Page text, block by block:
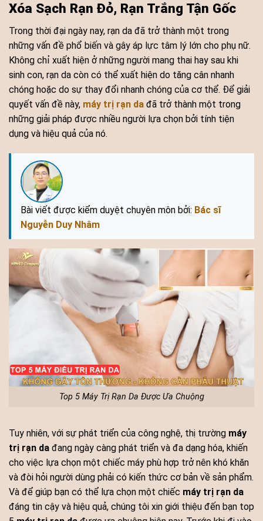
Xóa Sạch Rạn Đỏ, Rạn Trắng Tận Gốc
Trong thời đại ngày nay, rạn da đã trở thành một trong
những vấn đề phổ biến và gây áp lực tâm lý lớn cho phụ nữ.
Không chỉ xuất hiện ở những người mang thai hay sau khi
sinh con, rạn da còn có thể xuất hiện do tăng cân nhanh
chóng hoặc do sự thay đổi nhanh chóng của cơ thể. Để giải
quyết vấn đề này, máy trị rạn da đã trở thành một trong
những giải pháp được nhiều người lựa chọn bởi tính tiện
dụng và hiệu quả của nó.
Bài viết được kiểm duyệt chuyên môn bởi: Bác sĩ
Nguyễn Duy Nhâm
Top 5 Máy Trị Rạn Da Được Ưa Chuộng
Tuy nhiên, với sự phát triển của công nghệ, thị trường máy
trị rạn da đang ngày càng phát triển và đa dạng hóa, khiến
cho việc lựa chọn một chiếc máy phù hợp trở nên khó khăn
và đòi hỏi người dùng phải có kiến thức cơ bản về sản phẩm.
Và để giúp bạn có thể lựa chọn một chiếc máy trị rạn da
đáng tin cậy và hiệu quả, chúng tôi xin giới thiệu đến bạn top